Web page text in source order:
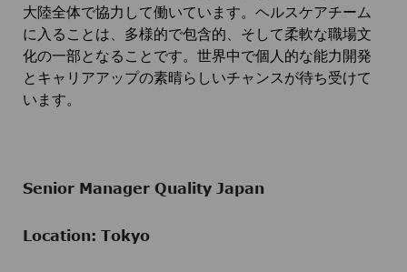
大陸全体で協力して働いています。ヘルスケアチーム
に入ることは、多様的で包含的、そして柔軟な職場文
化の一部となることです。世界中で個人的な能力開発
とキャリアアップの素晴らしいチャンスが待ち受けて
います。
Senior Manager Quality Japan
Location: Tokyo